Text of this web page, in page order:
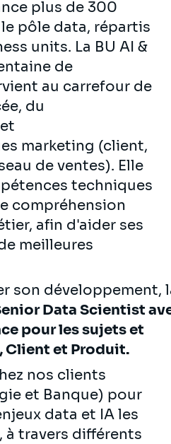
plus de 300
pôle data, répartis
units. La BU AI &
de
au carrefour de
du
marketing (client,
de ventes). Elle
techniques
compréhension
afin d'aider ses
meilleures
son développement,
Data Scientist
pour les sujets et
Client et Produit.
nos clients
et Banque) pour
data et IA les
travers différents